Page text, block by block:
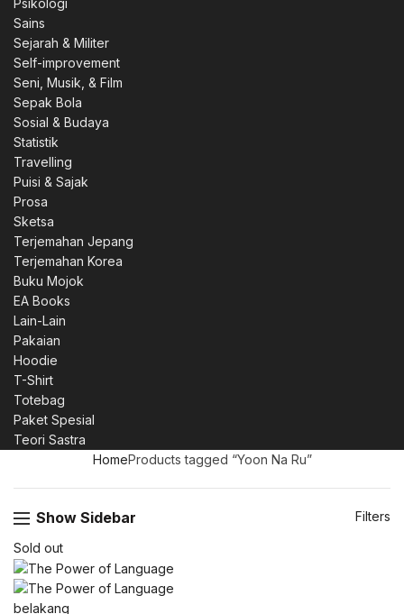
Psikologi
Sains
Sejarah & Militer
Self-improvement
Seni, Musik, & Film
Sepak Bola
Sosial & Budaya
Statistik
Travelling
Puisi & Sajak
Prosa
Sketsa
Terjemahan Jepang
Terjemahan Korea
Buku Mojok
EA Books
Lain-Lain
Pakaian
Hoodie
T-Shirt
Totebag
Paket Spesial
Teori Sastra
HomeProducts tagged “Yoon Na Ru”
Show Sidebar Filters
Sold out